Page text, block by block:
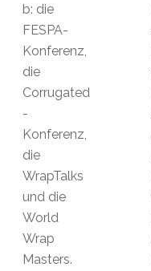
b: die
FESPA-
Konferenz,
die
Corrugated
-
Konferenz,
die
WrapTalks
und die
World
Wrap
Masters.